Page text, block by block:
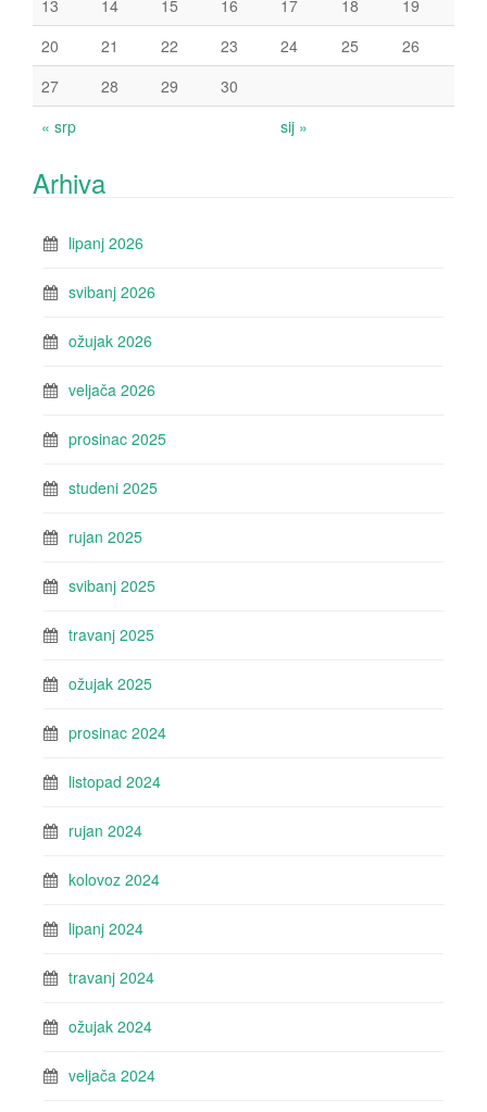
« srp sij »
13 14 15 16 17 18
19
20
21 22 23 24 25
26
27
28 29 30
Arhiva
lipanj 2026
svibanj 2026
ožujak 2026
veljača 2026
prosinac 2025
studeni 2025
rujan 2025
svibanj 2025
travanj 2025
ožujak 2025
prosinac 2024
listopad 2024
rujan 2024
kolovoz 2024
lipanj 2024
travanj 2024
ožujak 2024
veljača 2024